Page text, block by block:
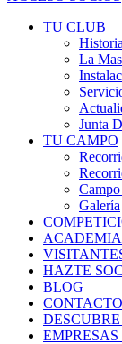
TU CLUB
Historia
La
Junta
TU CAMPO
Galería
ACADEMIA
HAZTE
BLOG
CONTACTO